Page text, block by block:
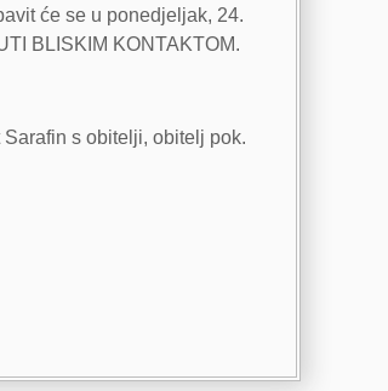
će se u ponedjeljak, 24.
BLISKIM KONTAKTOM.
s obitelji, obitelj pok.